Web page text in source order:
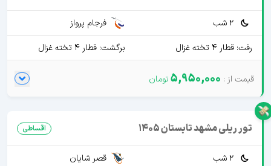
2 شب
فرجام پرواز
رفت: قطار 4 تخته غزال
برگشت: قطار 4 تخته غزال
5,950,000
تور ریلی مشهد تابستان 1405 اقساطی
2 شب
قصر شایان